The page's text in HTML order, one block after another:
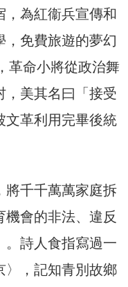
，為紅衞兵宣傳和
免費旅遊的夢幻
革命小將從政治舞
，美其名曰「接受
文革利用完畢後統
將千千萬萬家庭拆
會的非法、違反
。詩人食指寫過一
〉，記知青別故鄉